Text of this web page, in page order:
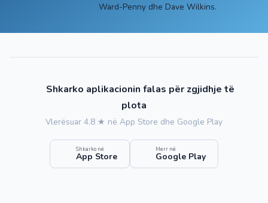
Ward-Penny dhe Dave Wilkins.
Shkarko aplikacionin falas për zgjidhje të
plota
Vlerësuar 4.8 ★ në App Store dhe Google Play
Shkarko në
App Store
Merr në
Google Play